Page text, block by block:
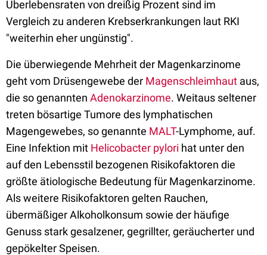
Überlebensraten von dreißig Prozent sind im
Vergleich zu anderen Krebserkrankungen laut RKI
"weiterhin eher ungünstig".
Die überwiegende Mehrheit der Magenkarzinome
geht vom Drüsengewebe der Magenschleimhaut aus,
die so genannten Adenokarzinome. Weitaus seltener
treten bösartige Tumore des lymphatischen
Magengewebes, so genannte MALT-Lymphome, auf.
Eine Infektion mit Helicobacter pylori hat unter den
auf den Lebensstil bezogenen Risikofaktoren die
größte ätiologische Bedeutung für Magenkarzinome.
Als weitere Risikofaktoren gelten Rauchen,
übermäßiger Alkoholkonsum sowie der häufige
Genuss stark gesalzener, gegrillter, geräucherter und
gepökelter Speisen.